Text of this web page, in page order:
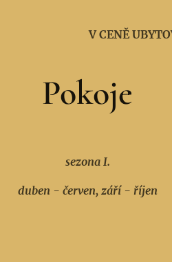
V CENĚ
Pokoje
sezona I.
duben - červen, září - říjen